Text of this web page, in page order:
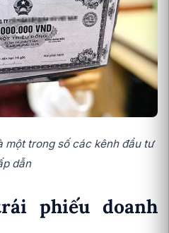
một trong số các kênh đầu tư
dẫn
phiếu doanh